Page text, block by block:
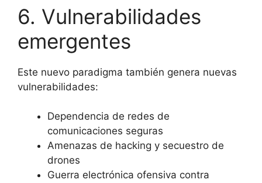
6. Vulnerabilidades
emergentes
Este nuevo paradigma también genera nuevas
vulnerabilidades:
Dependencia de redes de
comunicaciones seguras
Amenazas de hacking y secuestro de
drones
Guerra electrónica ofensiva contra